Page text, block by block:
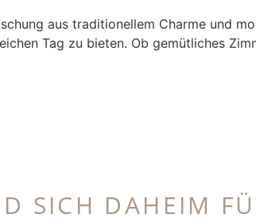
aus traditionellem Charme und
Tag zu bieten. Ob gemütliches
SICH DAHEIM